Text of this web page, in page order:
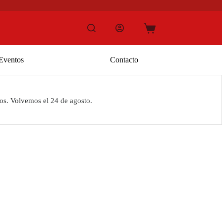
Carro
Contacto
Volvemos el 24 de agosto.